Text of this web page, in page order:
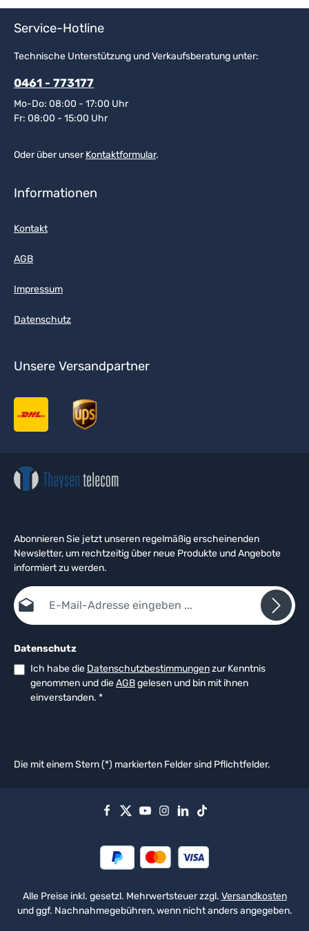
Service-Hotline
Technische Unterstützung und Verkaufsberatung unter:
0461 - 773177
Mo-Do: 08:00 - 17:00 Uhr
Fr: 08:00 - 15:00 Uhr
Oder über unserKontaktformular.
Informationen
Kontakt
AGB
Impressum
Datenschutz
Unsere Versandpartner
Abonnieren Sie jetzt unseren regelmäßig erscheinenden
Newsletter, um rechtzeitig über neue Produkte und Angebote
informiert zu werden.
E-Mail-Adresse*
Datenschutz
Ich habe die Datenschutzbestimmungenzur Kenntnis
genommen und dieAGBgelesen und bin mit ihnen
einverstanden. *
Die mit einem Stern (*) markierten Felder sind Pflichtfelder.
Alle Preise inkl. gesetzl. Mehrwertsteuer zzgl. Versandkosten
und ggf. Nachnahmegebühren, wenn nicht anders angegeben.